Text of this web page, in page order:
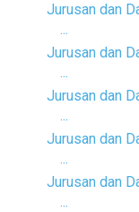
Jurusan dan
...
Jurusan dan
...
Jurusan dan
...
Jurusan dan
...
Jurusan dan
...